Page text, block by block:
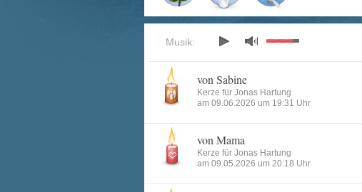
Musik:
von Sabine
Kerze für Jonas Hartung
am 09.06.2026 um 19:31 Uhr
von Mama
Kerze für Jonas Hartung
am 09.05.2026 um 20:18 Uhr